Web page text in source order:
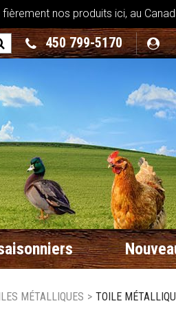
nos produits ici, au
450 799-5170
MÉTALLIQUES > TOILE